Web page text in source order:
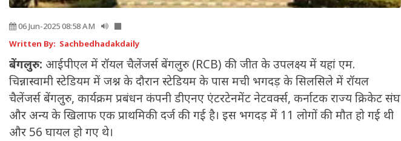
06 Jun-2025 08:58 AM
Written By: Sachbedhadakdaily
बेंगलुरु: आईपीएल में रॉयल चैलेंजर्स बेंगलुरु (RCB) की जीत के उपलक्ष्य में यहां एम.
चिन्नास्वामी स्टेडियम में जश्न के दौरान स्टेडियम के पास मची भगदड़ के सिलसिले में रॉयल
चैलेंजर्स बेंगलुरु, कार्यक्रम प्रबंधन कंपनी डीएनए एंटरटेनमेंट नेटवर्क्स, कर्नाटक राज्य क्रिकेट संघ
और अन्य के खिलाफ एक प्राथमिकी दर्ज की गई है। इस भगदड़ में 11 लोगों की मौत हो गई थी
और 56 घायल हो गए थे।